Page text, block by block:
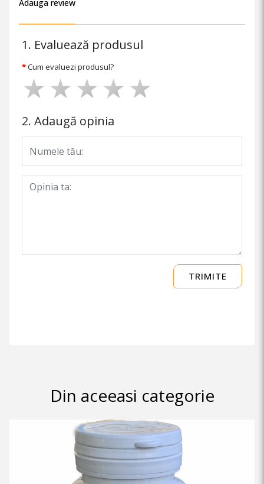
Adauga review
1. Evaluează produsul
Cum evaluezi produsul?
2. Adaugă opinia
TRIMITE
Din aceeasi categorie